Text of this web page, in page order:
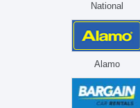
National
Alamo